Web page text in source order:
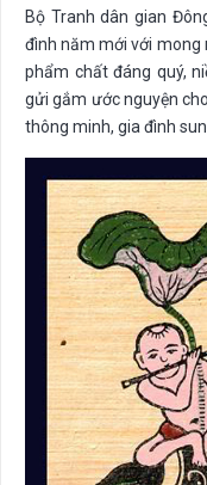
Bộ Tranh dân gian
đình năm mới với mong
phẩm chất đáng quý,
gửi gắm ước nguyện
thông minh, gia đình